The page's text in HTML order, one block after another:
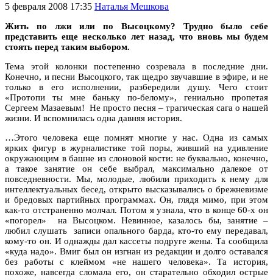
5 февраля 2008 17:35 Наталья Мешкова
Жить по лжи или по Высоцкому? Трудно было себе
представить еще несколько лет назад, что вновь мы будем
стоять перед таким выбором.
Тема этой колонки постепенно созревала в последние дни.
Конечно, и песни Высоцкого, так щедро звучавшие в эфире, и не
только в его исполнении, разбередили душу. Чего стоит
«Протопи ты мне баньку по-белому», гениально пропетая
Сергеем Мазаевым! Не просто песня – трагическая сага о нашей
жизни. И вспомнилась одна давняя история.
…Этого человека еще помнят многие у нас. Одна из самых
ярких фигур в журналистике той поры, живший на удивление
окружающим в башне из слоновой кости: не буквально, конечно,
а такое занятие он себе выбрал, максимально далекое от
повседневности. Мы, молодые, любили приходить к нему для
интеллектуальных бесед, открыто высказывались о брежневизме
и бредовых партийных программах. Он, глядя мимо, при этом
как-то отстраненно молчал. Потом я узнала, что в конце 60-х он
«погорел» на Высоцком. Невинное, казалось бы, занятие –
любил слушать записи опального барда, кто-то ему передавал,
кому-то он. И однажды дал кассеты подруге жены. Та сообщила
«куда надо». Вмиг был он изгнан из редакции и долго оставался
без работы с клеймом «не нашего человека». Та история,
похоже, навсегда сломала его, он старательно обходил острые